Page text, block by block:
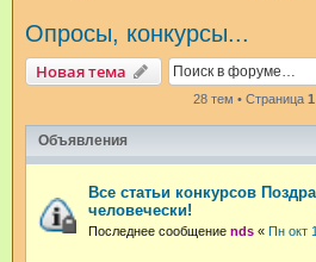
Опросы, конкурсы...
Новая тема
28 тем • Страница 1
Объявления
Все статьи конкурсов
человечески!
Последнее сообщение nds « Пн окт